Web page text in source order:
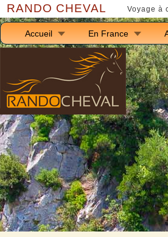
RANDO CHEVAL Voyage à
Accueil En France